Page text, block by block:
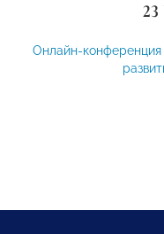
Онлайн-конференция